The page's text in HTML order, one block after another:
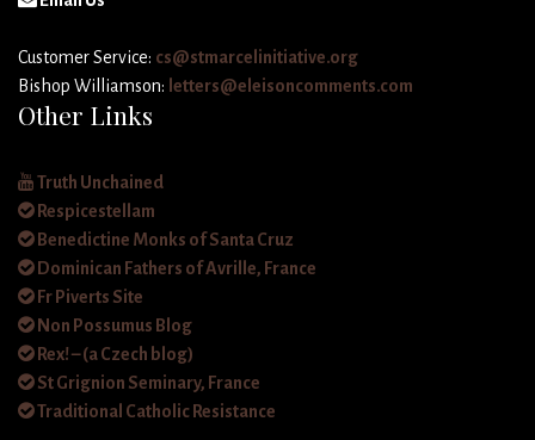
Customer Service: cs@stmarcelinitiative.org
Bishop Williamson: letters@eleisoncomments.com
Other Links
Truth Unchained
Respicestellam
Benedictine Monks of Santa Cruz
Dominican Fathers of Avrille, France
Fr Piverts Site
Non Possumus Blog
Rex! – (a Czech blog)
St Grignion Seminary, France
Traditional Catholic Resistance